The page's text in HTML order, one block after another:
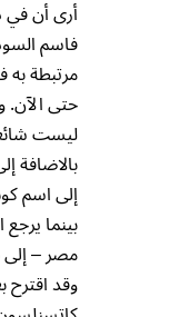
أرى أن
فاسم
مرتبطة به
حتى الآن.
ليست
بالاضافة
إلى اسم
بينما
مصر – إلى
وقد